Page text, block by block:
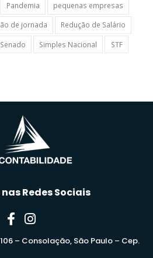
Pandemia
pequenas empresas
de jornada
Redução de Salário
Senado Simples Nacional STF
Redes Sociais
– Consolação, São Paulo – Cep.